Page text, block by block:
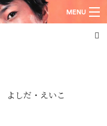
MENU
よしだ・えいこ